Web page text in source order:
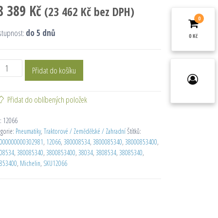
389 Kč (23 462 Kčbez DPH)
do 5 dnů
Přidat do košíku
Přidat do oblíbených položek
12066
Pneumatiky, Traktorové / Zemědělské / ZahradníŠtítků:
, 12066, 380008534, 3800085340, 38000853400,
, 380085340, 3800853400, 38034, 3808534, 38085340,
, Michelin, SKU12066
0
0 Kč